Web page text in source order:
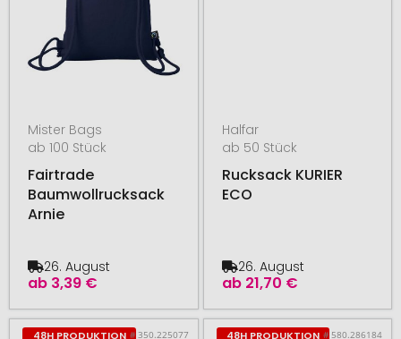
Mister Bags
ab 100 Stück
Fairtrade
Baumwollrucksack
Arnie
ab 3,39 €
26. August
Halfar
ab 50 Stück
Rucksack KURIER
ECO
ab 21,70 €
26. August
48H PRODUKTION # 350.225077 48H PRODUKTION # 580.286184